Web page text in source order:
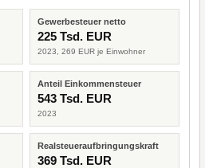
Gewerbesteuer netto
225 Tsd. EUR
2023, 269 EUR je Einwohner
Anteil Einkommensteuer
543 Tsd. EUR
2023
Realsteueraufbringungskraft
369 Tsd. EUR